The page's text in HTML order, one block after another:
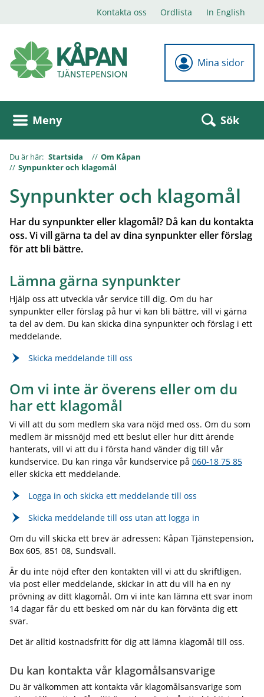
Kontakta oss Ordlista In English
Mina sidor
Meny Sök
Du är här: Startsida
Om Kåpan
Synpunkter och klagomål
Synpunkter och klagomål
Har du synpunkter eller klagomål? Då kan du kontakta
oss. Vi vill gärna ta del av dina synpunkter eller förslag
för att bli bättre.
Lämna gärna synpunkter
Hjälp oss att utveckla vår service till dig. Om du har
synpunkter eller förslag på hur vi kan bli bättre, vill vi gärna
ta del av dem. Du kan skicka dina synpunkter och förslag i ett
meddelande.
Skicka meddelande till oss
Om vi inte är överens eller om du
har ett klagomål
Vi vill att du som medlem ska vara nöjd med oss. Om du som
medlem är missnöjd med ett beslut eller hur ditt ärende
hanterats, vill vi att du i första hand vänder dig till vår
kundservice. Du kan ringa vår kundservice på 060­-18 75 85
eller skicka ett meddelande.
Logga in och skicka ett meddelande till oss
Skicka meddelande till oss utan att logga in
Om du vill skicka ett brev är adressen: Kåpan Tjänstepension,
Box 605, 851 08, Sundsvall.
Är du inte nöjd efter den kontakten vill vi att du skriftligen,
via post eller meddelande, skickar in att du vill ha en ny
prövning av ditt klagomål. Om vi inte kan lämna ett svar inom
14 dagar får du ett besked om när du kan förvänta dig ett
svar.
Det är alltid kostnadsfritt för dig att lämna klagomål till oss.
Du kan kontakta vår klagomålsansvarige
Du är välkommen att kontakta vår klagomålsansvarige som